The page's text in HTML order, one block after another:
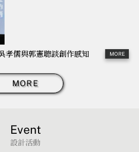
孝儒與郭憲聰談創作感知
MORE
Event
設計活動